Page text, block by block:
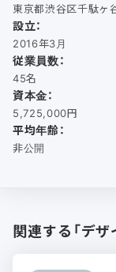
東京都渋谷区千駄
設立：
2016年3月
従業員数：
45名
資本金：
5,725,000円
平均年齢：
非公開
関連する「デ